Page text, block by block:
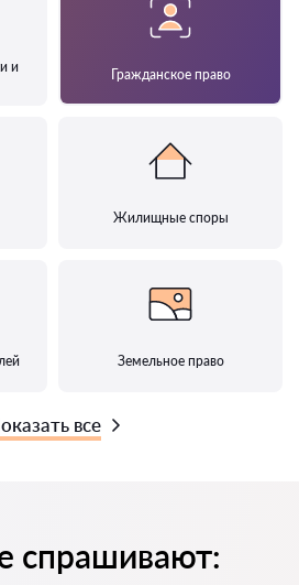
и
Гражданское право
Жилищные споры
Земельное право
все
спрашивают: